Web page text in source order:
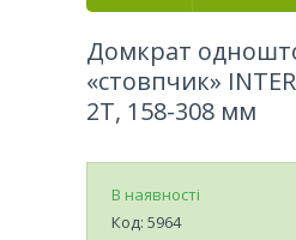
Домкрат
«стовпчик»
2Т, 158-308 мм
В наявності
Код: 5964